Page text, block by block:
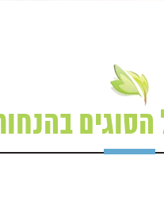
הסוגים